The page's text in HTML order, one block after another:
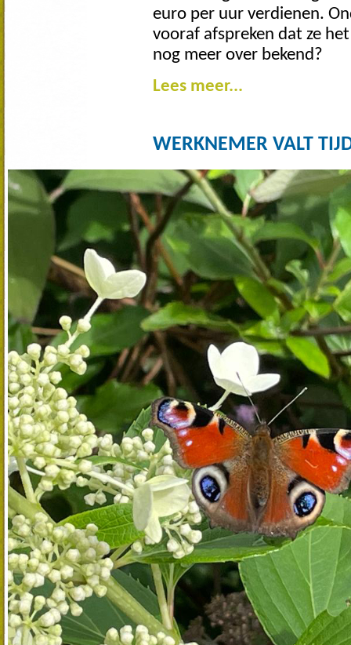
euro per uur verdienen.
vooraf afspreken dat ze
nog meer over bekend?
Lees meer...
WERKNEMER VALT